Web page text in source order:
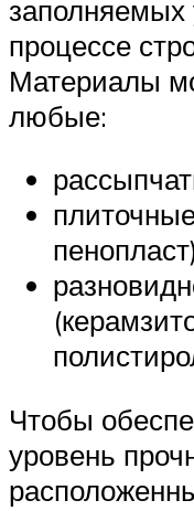
заполняемых
процессе
Материалы
любые:
Чтобы
уровень